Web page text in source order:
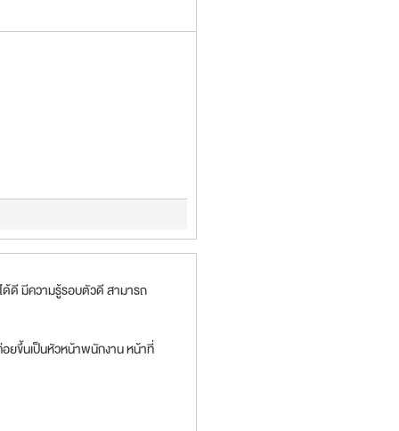
ด้ดี มีความรู้รอบตัวดี สามารถ
ยขึ้นเป็นหัวหน้าพนักงาน หน้าที่